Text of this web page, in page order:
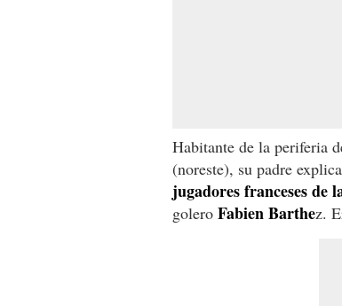
Habitante de la periferia
(noreste), su padre
jugadores franceses de
golero Fabien Barthez.